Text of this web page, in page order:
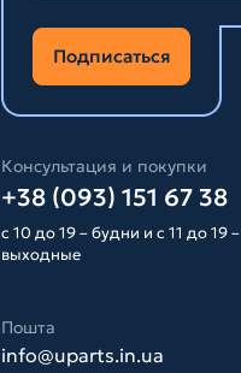
Подписаться
Консультация и покупки
+38 (093) 151 67 38
с 10 до 19 – будни и с 11 до 19 –
выходные
Пошта
info@uparts.in.ua